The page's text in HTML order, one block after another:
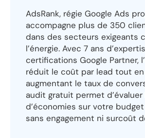
AdsRank, régie Google Ads
accompagne plus de 350
dans des secteurs exigeants
l’énergie. Avec 7 ans
certifications Google Partner,
réduit le coût par lead tout en
augmentant le taux de
audit gratuit permet
d’économies sur votre
sans engagement ni surcoût